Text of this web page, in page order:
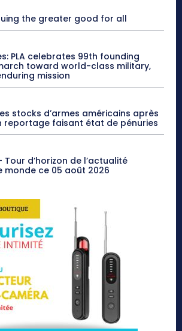
the greater good for all
PLA celebrates 99th founding
toward world-class military,
mission
stocks d’armes américains après
reportage faisant état de pénuries
Tour d’horizon de l’actualité
monde ce 05 août 2026